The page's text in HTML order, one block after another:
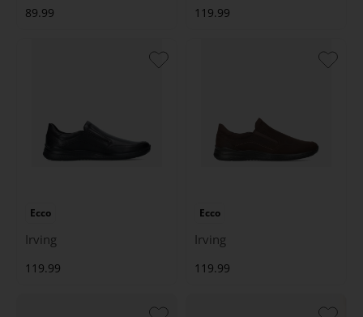
89.99 119.99
Ecco
Irving
119.99
Ecco
Irving
119.99